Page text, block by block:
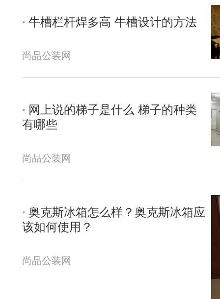
牛槽栏杆焊多高 牛槽设计的方法
尚品公装网
网上说的梯子是什么 梯子的种类
有哪些
尚品公装网
奥克斯冰箱怎么样？奥克斯冰箱应
该如何使用？
尚品公装网